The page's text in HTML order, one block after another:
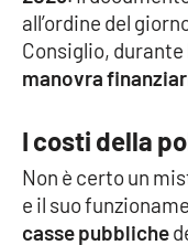
Società
RUBRICHE
Good Morning
all’ordine del
Consiglio, durante
manovra
I costi della
Non è certo un
e il suo
casse pubbliche